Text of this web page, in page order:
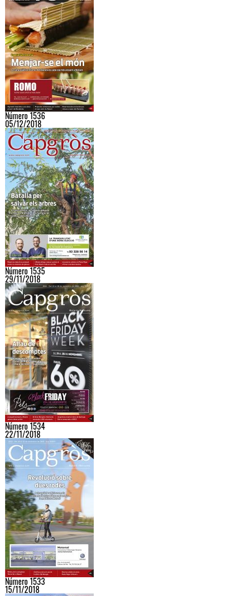
Número 1536
05/12/2018
Número 1535
29/11/2018
Número 1534
22/11/2018
Número 1533
15/11/2018